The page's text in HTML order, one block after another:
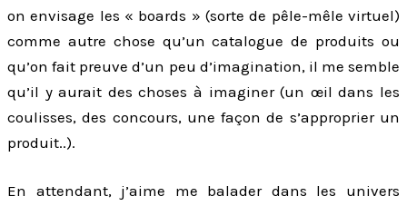
on envisage les « boards » (sorte de pêle-mêle virtuel)
comme autre chose qu’un catalogue de produits ou
qu’on fait preuve d’un peu d’imagination, il me semble
qu’il y aurait des choses à imaginer (un œil dans les
coulisses, des concours, une façon de s’approprier un
produit..).
En attendant, j’aime me balader dans les univers